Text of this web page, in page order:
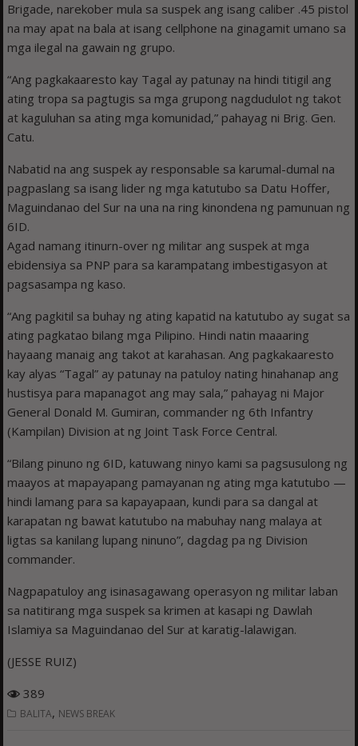
Brigade, narekober mula sa suspek ang isang caliber .45 pistol
na may apat na bala at isang cellphone na ginagamit umano sa
mga ilegal na gawain ng grupo.
“Ang pagkakaaresto kay Tagal ay patunay na hindi titigil ang
ating tropa sa pagtugis sa mga grupong nagdudulot ng takot
at kaguluhan sa ating mga komunidad,” pahayag ni Brig. Gen.
Catu.
Nabatid na ang suspek ay responsable sa karumal-dumal na
pagpaslang sa isang lider ng mga katutubo sa Datu Hoffer,
Maguindanao del Sur na una na ring kinondena ng pamunuan ng
6ID.
Agad namang itinurn-over ng militar ang suspek at mga
ebidensiya sa PNP para sa karampatang imbestigasyon at
pagsasampa ng kaso.
“Ang pagkitil sa buhay ng ating kapatid na katutubo ay sugat sa
ating pagkatao bilang mga Pilipino. Hindi natin maaaring
hayaang manaig ang takot at karahasan. Ang pagkakaaresto
kay alyas “Tagal” ay patunay na patuloy nating hinahanap ang
hustisya para mapanagot ang may sala,” pahayag ni Major
General Donald M. Gumiran, commander ng 6th Infantry
(Kampilan) Division at ng Joint Task Force Central.
“Bilang pinuno ng 6ID, katuwang ninyo kami sa pagsusulong ng
maayos at mapayapang pamayanan ng ating mga katutubo —
hindi lamang para sa kapayapaan, kundi para sa dangal at
karapatan ng bawat katutubo na mabuhay nang malaya at
ligtas sa kanilang lupang ninuno”, dagdag pa ng Division
commander.
Nagpapatuloy ang isinasagawang operasyon ng militar laban
sa natitirang mga suspek sa krimen at kasapi ng Dawlah
Islamiya sa Maguindanao del Sur at karatig-lalawigan.
(JESSE RUIZ)
389
BALITA, NEWS BREAK